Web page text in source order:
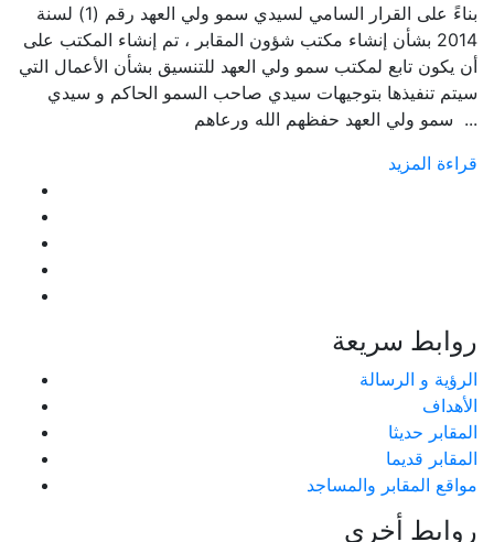
بناءً على القرار السامي لسيدي سمو ولي العهد رقم (1) لسنة
2014 بشأن إنشاء مكتب شؤون المقابر ، تم إنشاء المكتب على
أن يكون تابع لمكتب سمو ولي العهد للتنسيق بشأن الأعمال التي
سيتم تنفيذها بتوجيهات سيدي صاحب السمو الحاكم و سيدي
سمو ولي العهد حفظهم الله ورعاهم ...
قراءة المزيد
روابط سريعة
الرؤية و الرسالة
الأهداف
المقابر حديثا
المقابر قديما
مواقع المقابر والمساجد
روابط أخري